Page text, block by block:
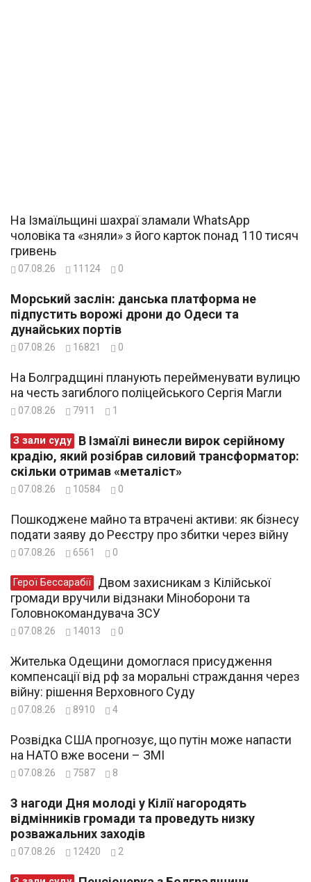
На Ізмаїльщині шахраї зламали WhatsApp
чоловіка та «зняли» з його карток понад 110 тисяч
гривень
07.08.26 11124 0
Морський заслін: данська платформа не
підпустить ворожі дрони до Одеси та
дунайських портів
07.08.26 16821 0
На Болградщині планують перейменувати вулицю
на честь загиблого поліцейського Сергія Магли
07.08.26 7911 1
З зали суду
крадію, який розібрав силовий трансформатор:
скільки отримав «металіст»
07.08.26 10584 0
Пошкоджене майно та втрачені активи: як бізнесу
подати заяву до Реєстру про збитки через війну
07.08.26 6561 0
Герої Бессарабії
громади вручили відзнаки Міноборони та
Головнокомандувача ЗСУ
07.08.26 14013 0
Жителька Одещини домоглася присудження
компенсації від рф за моральні страждання через
війну: рішення Верховного Суду
07.08.26 8910 4
Розвідка США прогнозує, що путін може напасти
на НАТО вже восени – ЗМІ
07.08.26 7587 8
З нагоди Дня молоді у Кілії нагородять
відмінників громади та проведуть низку
розважальних заходів
07.08.26 12420 2